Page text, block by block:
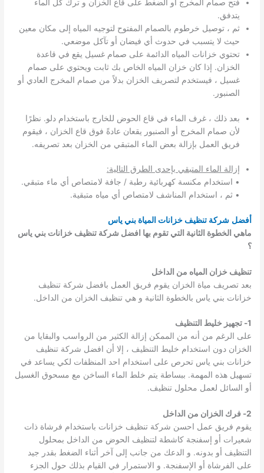
فتح صمام المخرج أو الضغط على قاع الخزان و ترك كل الماء
يتدفق.
ثم ، توصيل خرطوم بالصمام المفتوح لتوجيه المياه إلى مكان معين
حيث لا يتسبب في حدوث أي فيضان أو تآكل موضعي.
تحتوي خزانات المياه الدائمة على صمام غسيل يقع في قاعدة
الخزان. إذا كان خزان المياه الخاص بك ثابت ويحتوي على صمام
غسيل ، فيستخدم لتصريف الخزان بدلاً من صمام المخرج العادي أو
الصنبور.
بعد ذلك ، غرف الماء في قاع الحوض للخارج باستخدام دلو. نظرًا
لأن صمام المخرج أو الصنبور يقعان عادةً فوق قاع الخزان ، فيقوم
فريق العمل بإزالة بعض الماء المتبقي من الخزان بعد تصريفه.
إزالة الماء المتبقي بإحدى الطرق التالية:
• استخدام مكنسة كهربائية رطبة / جافة لامتصاص أي ماء متبقي.
• ثم ، استخدام المناشف لامتصاص أي مياه متبقية.
أفضل شركة تنظيف خزانات المياة بني ياس
ماهي الخطوة الثانية التي تقوم بها افضل شركة تنظيف خزانات بني ياس
؟
تنظيف خزان المياه من الداخل
بعد تصريف مياة الخزان يقوم فريق العمل بافضل شركة تنظيف
خزانات بني ياس بالخطوة الثانية و هي تنظيف الخزان من الداخل.
1- تجهيز خليط التنظيف
على الرغم من أنه من الممكن إزالة الكثير من الرواسب والبقايا من
الخزان دون استخدام خليط التنظيف ، إلا أن افضل شركة تنظيف
خزانات بني ياس تحرص على استخدام احد المنظفات لكي يساعد في
تسهيل هذه المهمة. ببساطة يتم خلط الماء الساخن مع مسحوق الغسيل
أو السائل لعمل محلول تنظيف.
2- فرك الخزان من الداخل
يقوم فريق عمل احسن شركة تنظيف خزانات باستخدام فرشاة ذات
شعيرات أو إسفنجة كاشطة لتنظيف الحوض من الداخل بمحلول
التنظيف أو بدونه. و الدعك من جانب إلى آخر أثناء الضغط بقدر جيد
على الفرشاة أو الإسفنجة. و الاستمرار في القيام بذلك حول الجزء